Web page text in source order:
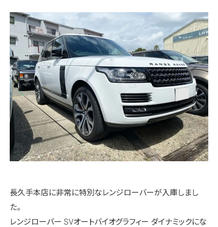
長久手本店に非常に特別なレンジローバーが入庫しまし
た。
レンジローバー SVオートバイオグラフィー ダイナミックにな